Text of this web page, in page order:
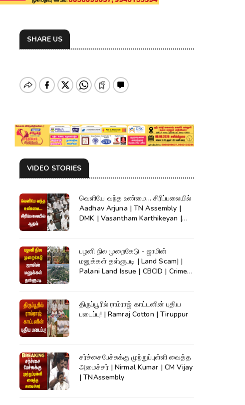
SHARE US
VIDEO STORIES
வெளியே வந்த உண்மை... சிரிப்பலையில்
Aadhav Arjuna | TN Assembly |
DMK | Vasantham Karthikeyan |
பழனி நில முறைகேடு - ஜாமின்
மனுக்கள் தள்ளுபடி | Land Scam| |
Palani Land Issue | CBCID | Crime
திருப்பூரில் ராம்ராஜ் காட்டனின் புதிய
படைப்பு! | Ramraj Cotton | Tiruppur
சர்ச்சைபேச்சுக்கு முற்றுப்புள்ளி வைத்த
அமைச்சர் | Nirmal Kumar | CM Vijay
| TNAssembly